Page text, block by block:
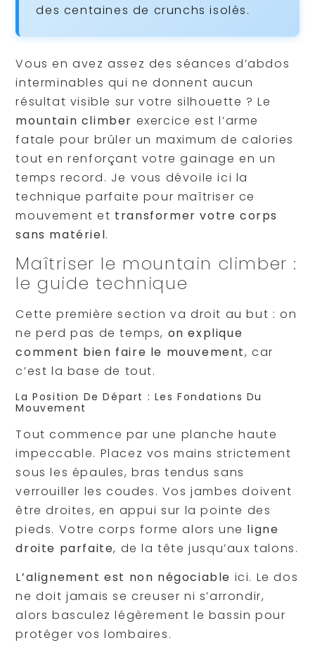
des centaines de crunchs isolés.
Vous en avez assez des séances d’abdos
interminables qui ne donnent aucun
résultat visible sur votre silhouette ? Le
mountain climber exercice est l’arme
fatale pour brûler un maximum de calories
tout en renforçant votre gainage en un
temps record. Je vous dévoile ici la
technique parfaite pour maîtriser ce
mouvement et transformer votre corps
sans matériel.
Maîtriser le mountain climber :
le guide technique
Cette première section va droit au but : on
ne perd pas de temps, on explique
comment bien faire le mouvement, car
c’est la base de tout.
La Position De Départ : Les Fondations Du
Mouvement
Tout commence par une planche haute
impeccable. Placez vos mains strictement
sous les épaules, bras tendus sans
verrouiller les coudes. Vos jambes doivent
être droites, en appui sur la pointe des
pieds. Votre corps forme alors une ligne
droite parfaite, de la tête jusqu’aux talons.
L’alignement est non négociable ici. Le dos
ne doit jamais se creuser ni s’arrondir,
alors basculez légèrement le bassin pour
protéger vos lombaires.